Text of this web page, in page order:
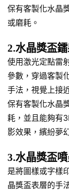
保有客製化水晶
或磨耗。
2.水晶獎盃
使用激光定點雷
參數，穿過客製
手法，視覺上接
保有客製化水晶
耗，並且能夠有
影效果，繽紛夢
3.水晶獎盃
是將圖樣或字樣
晶獎盃表層的手